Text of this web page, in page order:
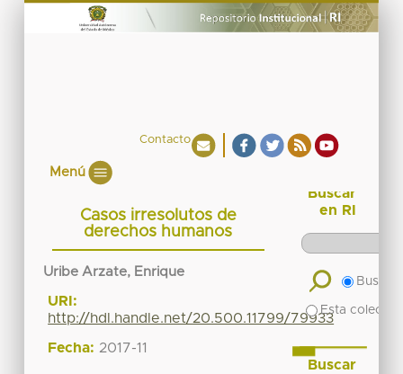
Contacto
Menú
Casos irresolutos de
derechos humanos
Uribe Arzate, Enrique
URI:
http://hdl.handle.net/20.500.11799/79933
Fecha: 2017-11
Buscar
en RI
Buscar
Esta
Buscar